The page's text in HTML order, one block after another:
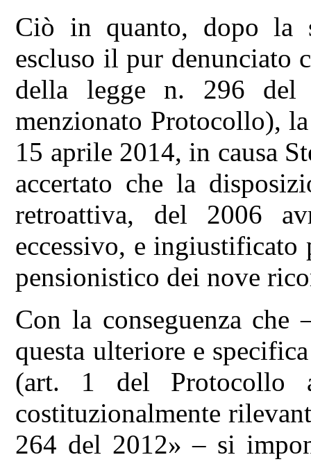
Ciò in quanto, dopo la
escluso il pur denunciato
della legge n. 296 del
menzionato Protocollo),
15 aprile 2014, in causa
accertato che la
retroattiva, del 2006
eccessivo, e
pensionistico dei nove
Con la conseguenza che
questa ulteriore e
(art. 1 del Protocollo
costituzionalmente
264 del 2012» – si